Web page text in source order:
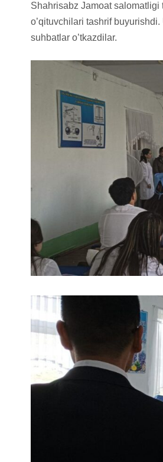
Shahrisabz Jamoat
o’qituvchilari tashrif
suhbatlar o’tkazdilar.